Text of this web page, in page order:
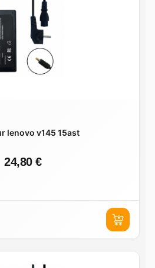
lenovo v145 15ast
24,80 €